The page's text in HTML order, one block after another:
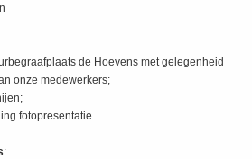
de Hoevens met gelegenheid
onze medewerkers;
fotopresentatie.
: